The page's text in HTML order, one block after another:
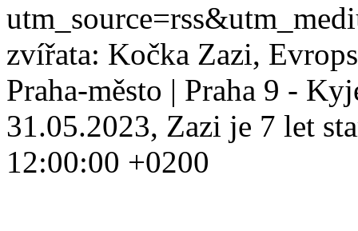
zvířata: Kočka Zazi,
Praha-město | Praha 9 -
31.05.2023, Zazi je 7 let
12:00:00 +0200